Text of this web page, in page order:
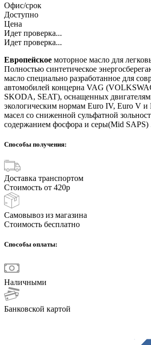
Офис/срок
Доступно
Цена
Идет проверка...
Идет проверка...
Европейское моторное масло для
Полностью синтетическое
масло специально разработанное для
автомобилей концерна VAG
SKODA, SEAT), оснащенных
экологическим нормам Euro IV, Euro V
масел со сниженной сульфатной
содержанием фосфора и серы(Mid SAPS)
Способы получения:
Доставка транспортом
Стоимость от 420р
Самовывоз из магазина
Стоимость бесплатно
Способы оплаты:
Наличными
Банковской картой